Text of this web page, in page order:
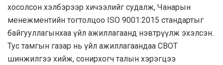
хосолсон хэлбэрээр хичээлийг судалж, Чанарын
менежментийн тогтолцоо ISO 9001:2015 стандартыг
байгууллагынхаа үйл ажиллагаанд нэвтрүүлж эхэлсэн.
Тус тамгын газар нь үйл ажиллагаандаа СВОТ
шинжилгээ хийж, сонирхогч талын хэрэгцээ